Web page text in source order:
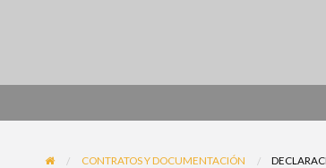
CONTRATOS Y DOCUMENTACIÓN